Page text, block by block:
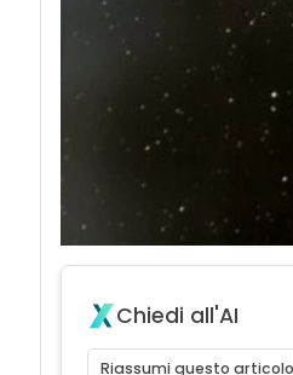
Chiedi all'AI
Riassumi questo articolo